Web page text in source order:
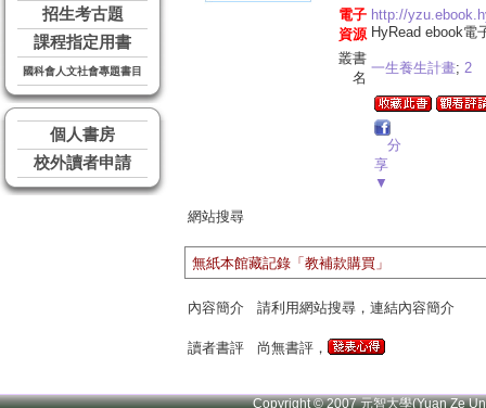
招生考古題
課程指定用書
國科會人文社會專題書目
個人書房
校外讀者申請
電子
資源
http://
HyRead ebook電
叢書
名
一生養生計畫; 2
分
享
▼
網站搜尋
無紙本館藏記錄「教補款購買」
內容簡介 請利用網站搜尋，連結內容簡介
讀者書評 尚無書評，
Copyright © 2007 元智大學(Yuan Ze